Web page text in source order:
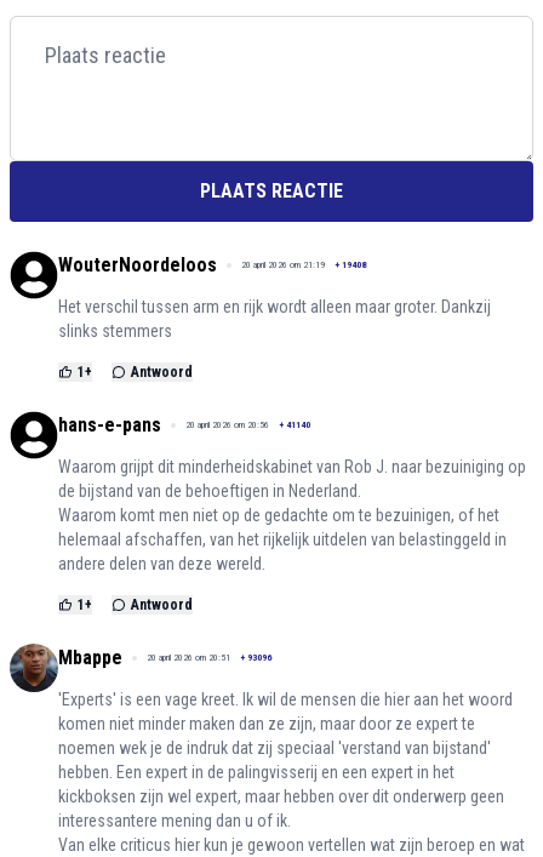
PLAATS REACTIE
WouterNoordeloos 20 april 2026 om 21:19 + 19408
Het verschil tussen arm en rijk wordt alleen maar groter. Dankzij
slinks stemmers
1 + Antwoord
hans-e-pans 20 april 2026 om 20:56 + 41140
Waarom grijpt dit minderheidskabinet van Rob J. naar bezuiniging op
de bijstand van de behoeftigen in Nederland.
Waarom komt men niet op de gedachte om te bezuinigen, of het
helemaal afschaffen, van het rijkelijk uitdelen van belastinggeld in
andere delen van deze wereld.
1 + Antwoord
Mbappe 20 april 2026 om 20:51 + 93096
'Experts' is een vage kreet. Ik wil de mensen die hier aan het woord
komen niet minder maken dan ze zijn, maar door ze expert te
noemen wek je de indruk dat zij speciaal 'verstand van bijstand'
hebben. Een expert in de palingvisserij en een expert in het
kickboksen zijn wel expert, maar hebben over dit onderwerp geen
interessantere mening dan u of ik.
Van elke criticus hier kun je gewoon vertellen wat zijn beroep en wat